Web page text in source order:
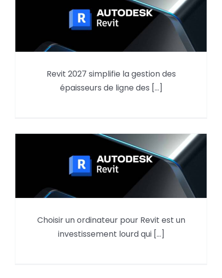
La gestion des épaisseurs de
ligne des fichiers liés –
Revit 2027 simplifie la gestion des
épaisseurs de ligne des [...]
Quel matériel PC choisir pour
Revit en 2026 ?
Choisir un ordinateur pour Revit est un
investissement lourd qui [...]